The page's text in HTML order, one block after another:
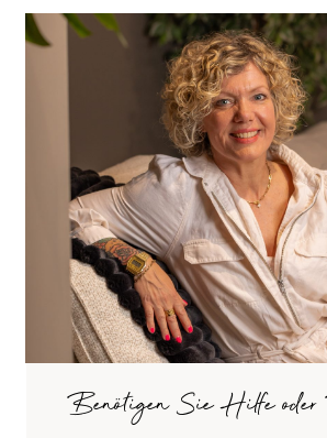
Benötigen Sie Hilfe oder